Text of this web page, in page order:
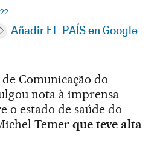
en Facebook
en Twitter
Desplegar Redes Sociales
Añadir EL PAÍS en Google
Comunicação do
nota à imprensa
o estado de saúde do
Temer que teve alta